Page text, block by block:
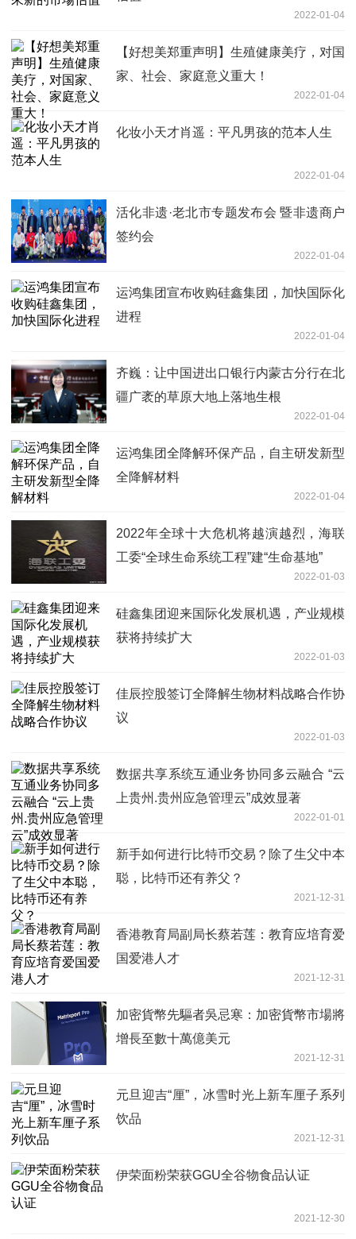
2022-01-04
【好想美郑重声明】生殖健康美疗，对国
家、社会、家庭意义重大！
2022-01-04
化妆小天才肖遥：平凡男孩的范本人生
2022-01-04
活化非遗·老北市专题发布会 暨非遗商户
签约会
2022-01-04
运鸿集团宣布收购硅鑫集团，加快国际化
进程
2022-01-04
齐巍：让中国进出口银行内蒙古分行在北
疆广袤的草原大地上落地生根
2022-01-04
运鸿集团全降解环保产品，自主研发新型
全降解材料
2022-01-04
2022年全球十大危机将越演越烈，海联
工委“全球生命系统工程”建“生命基地”
2022-01-03
硅鑫集团迎来国际化发展机遇，产业规模
获将持续扩大
2022-01-03
佳辰控股签订全降解生物材料战略合作协
议
2022-01-03
数据共享系统互通业务协同多云融合 “云
上贵州.贵州应急管理云”成效显著
2022-01-01
新手如何进行比特币交易？除了生父中本
聪，比特币还有养父？
2021-12-31
香港教育局副局长蔡若莲：教育应培育爱
国爱港人才
2021-12-31
加密貨幣先驅者吳忌寒：加密貨幣市場將
增長至數十萬億美元
2021-12-31
元旦迎吉“厘”，冰雪时光上新车厘子系列
饮品
2021-12-31
伊荣面粉荣获GGU全谷物食品认证
2021-12-30